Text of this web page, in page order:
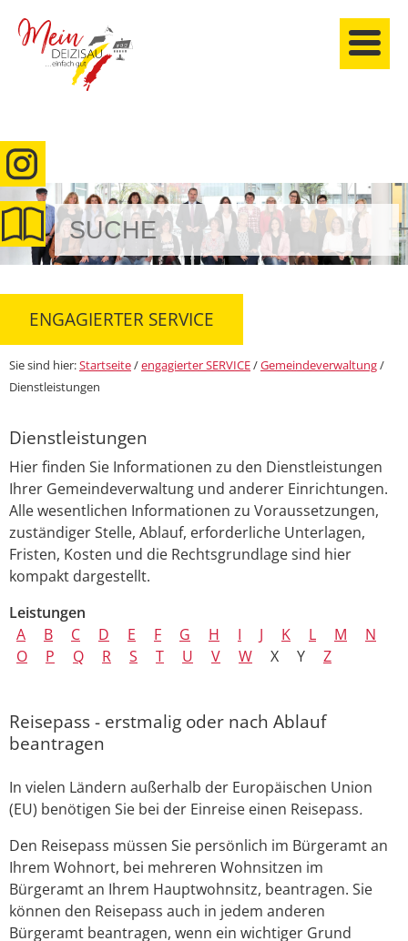
anmelden
ENGAGIERTER SERVICE
Sie sind hier:Startseite/engagierter SERVICE/Gemeindeverwaltung/
Dienstleistungen
Dienstleistungen
Hier finden Sie Informationen zu den Dienstleistungen
Ihrer Gemeindeverwaltung und anderer Einrichtungen.
Alle wesentlichen Informationen zu Voraussetzungen,
zuständiger Stelle, Ablauf, erforderliche Unterlagen,
Fristen, Kosten und die Rechtsgrundlage sind hier
kompakt dargestellt.
Leistungen
A
B C D E F G H I J K L M
N
O
P Q R S T U V W X Y Z
Reisepass - erstmalig oder nach Ablauf
beantragen
In vielen Ländern außerhalb der Europäischen Union
(EU) benötigen Sie bei der Einreise einen Reisepass.
Den Reisepass müssen Sie persönlich im Bürgeramt an
Ihrem Wohnort, bei mehreren Wohnsitzen im
Bürgeramt an Ihrem Hauptwohnsitz, beantragen. Sie
können den Reisepass auch in jedem anderen
Bürgeramt beantragen, wenn ein wichtiger Grund